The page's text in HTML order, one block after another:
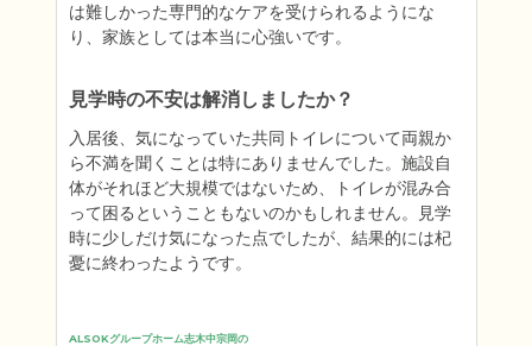
は難しかった専門的なケアを受けられるようにな
り、家族としては本当に心強いです。
見学時の不安は解消しましたか？
入居後、気になっていた共同トイレについて両親か
ら不満を聞くことは特にありませんでした。施設自
体がそれほど大規模ではないため、トイレが混み合
って困るということもないのかもしれません。見学
時に少しだけ気になった点でしたが、結果的には杞
憂に終わったようです。
ALSOKグループホーム志木中宗岡の